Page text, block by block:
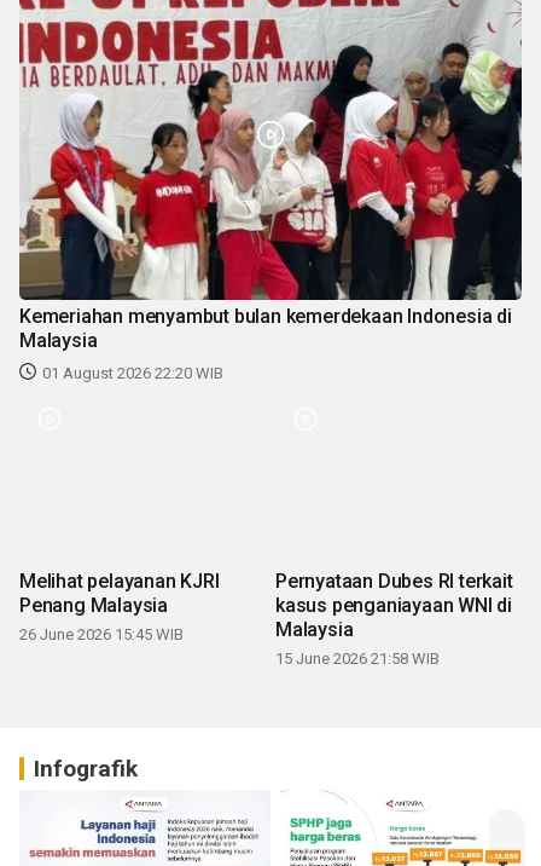
Kemeriahan menyambut bulan kemerdekaan Indonesia di
Malaysia
01 August 2026 22:20 WIB
Melihat pelayanan KJRI
Penang Malaysia
26 June 2026 15:45 WIB
Pernyataan Dubes RI terkait
kasus penganiayaan WNI di
Malaysia
15 June 2026 21:58 WIB
Infografik